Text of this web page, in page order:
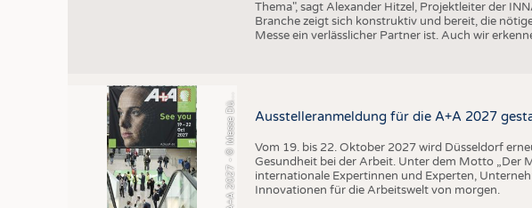
Thema", sagt Alexander Hitzel, Projektleiter der
Branche zeigt sich konstruktiv und bereit, die
Messe ein verlässlicher Partner ist. Auch wir
+
A
2
0
2
7
-
©
M
e
s
s
e
D
ü
s
e
l
d
o
r
f
/
C
o
n
s
t
a
n
z
e
T
i
l
l
m
a
n Ausstelleranmeldung für die A+A 2027
Vom 19. bis 22. Oktober 2027 wird Düsseldorf
Gesundheit bei der Arbeit. Unter dem Motto „Der
internationale Expertinnen und Experten,
Innovationen für die Arbeitswelt von morgen.